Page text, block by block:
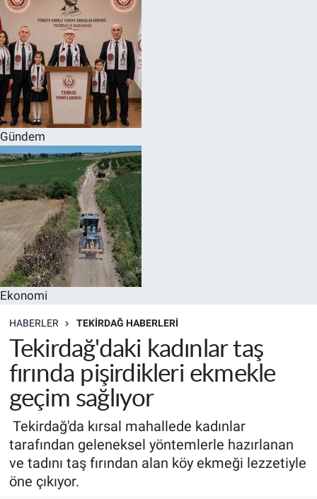
Gündem
Ekonomi
HABERLER TEKIRDAĞ HABERLERI
Tekirdağ'daki kadınlar taş
fırında pişirdikleri ekmekle
geçim sağlıyor
Tekirdağ'da kırsal mahallede kadınlar
tarafından geleneksel yöntemlerle hazırlanan
ve tadını taş fırından alan köy ekmeği lezzetiyle
öne çıkıyor.